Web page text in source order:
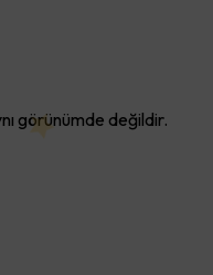
görünümde değildir.